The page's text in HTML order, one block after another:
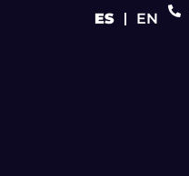
ES EN